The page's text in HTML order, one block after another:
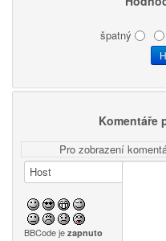
špatný
Komentáře
Pro zobrazení
BBCode je zapnuto